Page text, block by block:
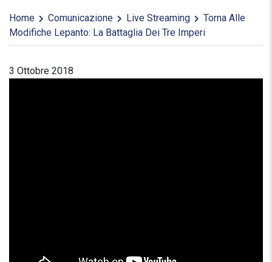
Home Comunicazione Live Streaming
Torna Alle
Modifiche Lepanto: La Battaglia Dei Tre Imperi
3 Ottobre 2018